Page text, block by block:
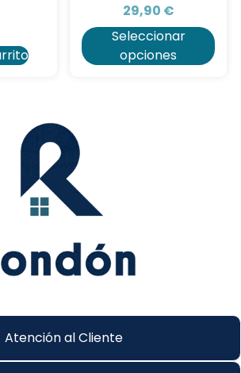
29,90 €
Seleccionar
opciones
Atención al Cliente